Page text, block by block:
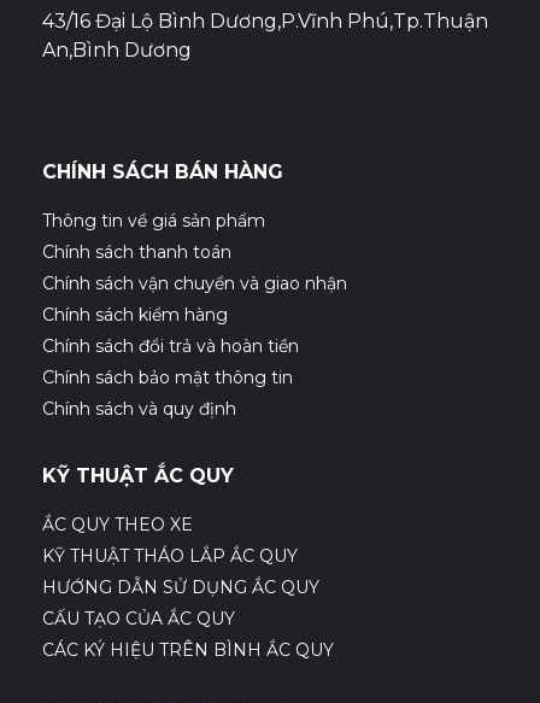
43/16 Đại Lộ Bình Dương,P.Vĩnh Phú,Tp.Thuận
An,Bình Dương
CHÍNH SÁCH BÁN HÀNG
Thông tin về giá sản phẩm
Chính sách thanh toán
Chính sách vận chuyển và giao nhận
Chính sách kiểm hàng
Chính sách đổi trả và hoàn tiền
Chính sách bảo mật thông tin
Chính sách và quy định
KỸ THUẬT ẮC QUY
ẮC QUY THEO XE
KỸ THUẬT THÁO LẮP ẮC QUY
HƯỚNG DẪN SỬ DỤNG ẮC QUY
CẤU TẠO CỦA ẮC QUY
CÁC KÝ HIỆU TRÊN BÌNH ẮC QUY